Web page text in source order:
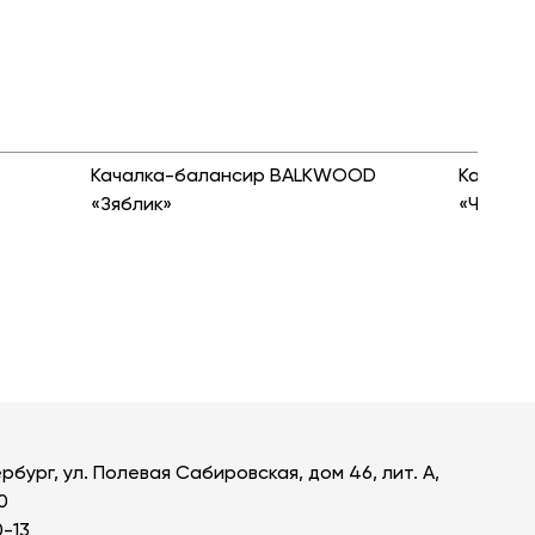
Качалка-балансир BALKWOOD
«Зяблик»
«Чижик»
ул. Полевая Сабировская, дом 46, лит. А,